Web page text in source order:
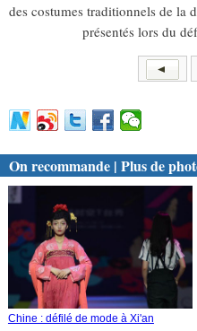
des costumes traditionnels de la
présentés lors du
On recommande | Plus de
Chine : défilé de mode à Xi'an